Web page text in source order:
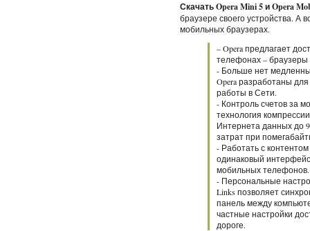
Скачать Opera Mini 5 и Opera
браузере своего устройства. А
мобильных браузерах.
– Opera предлагает
телефонах – браузеры
- Больше нет
Opera разработаны
работы в Сети.
- Контроль счетов за
технология
Интернета данных до
затрат при
- Работать с
одинаковый
мобильных телефонов.
- Персональные
Links позволяет
панель между
частные настройки
дороге.